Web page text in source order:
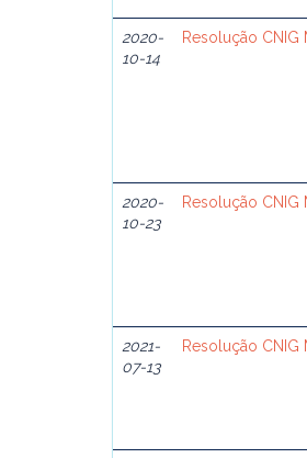
2020-
10-14
Resolução CNIG
2020-
10-23
Resolução CNIG
2021-
07-13
Resolução CNIG